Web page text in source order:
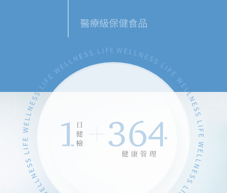
醫療級保健食品
專屬醫護團隊
為層峰人士提供檢後364天健
康管理